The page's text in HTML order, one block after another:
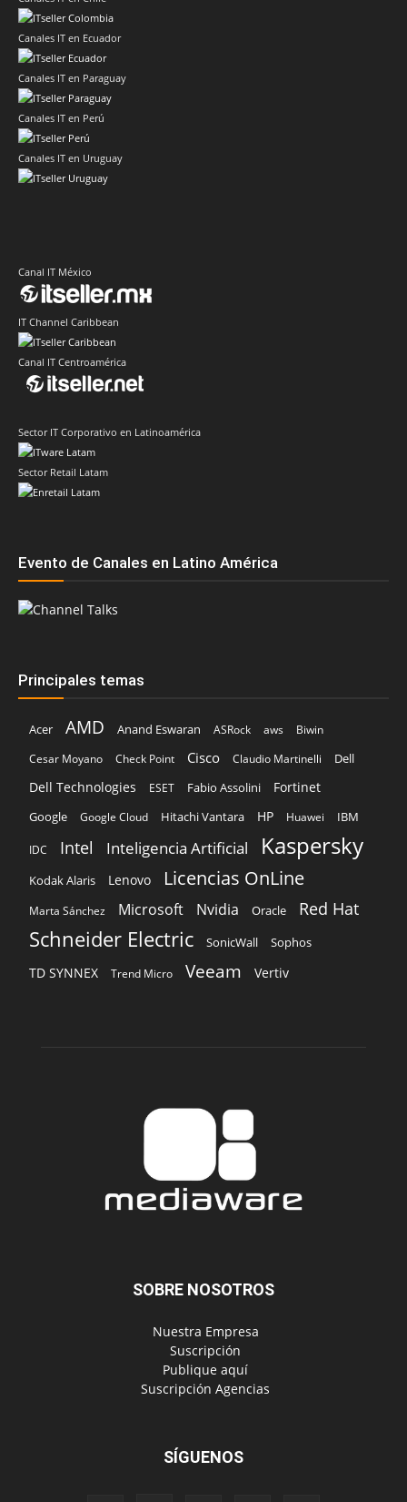
Canales IT en Ecuador
Canales IT en Paraguay
Canales IT en Perú
Canales IT en Uruguay
Canal IT México
IT Channel Caribbean
Canal IT Centroamérica
Sector IT Corporativo en Latinoamérica
Sector Retail Latam
Evento de Canales en Latino América
Principales temas
Acer AMD Anand Eswaran ASRock aws
Biwin
Cesar Moyano
Check Point Cisco Claudio Martinelli Dell
Dell Technologies ESET Fabio Assolini Fortinet
Google Google Cloud Hitachi Vantara HP Huawei IBM
IDC Intel Inteligencia Artificial Kaspersky
Kodak Alaris Lenovo Licencias OnLine
Marta Sánchez Microsoft Nvidia Oracle Red Hat
Schneider Electric SonicWall Sophos
TD SYNNEX Trend Micro Veeam Vertiv
SOBRE NOSOTROS
‎ Nuestra Empresa
‎ Suscripción
‎ Publique aquí
‎ Suscripción Agencias
SÍGUENOS